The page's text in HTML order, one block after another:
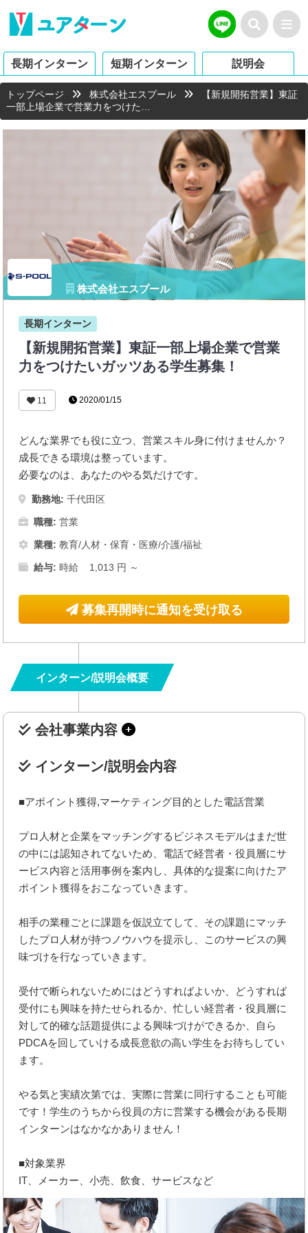
長期インターン 短期インターン 説明会
トップページ 株式会社エスプール
【新規開拓営業】東証
一部上場企業で営業力をつけた…
株式会社エスプール
長期インターン
【新規開拓営業】東証一部上場企業で営業
力をつけたいガッツある学生募集！
11 2020/01/15
どんな業界でも役に立つ、営業スキル身に付けませんか？
成長できる環境は整っています。
必要なのは、あなたのやる気だけです。
勤務地: 千代田区
職種: 営業
業種: 教育/人材・保育・医療/介護/福祉
給与: 時給 1,013 円 ～
募集再開時に通知を受け取る
インターン/説明会概要
会社事業内容
インターン/説明会内容
■アポイント獲得,マーケティング目的とした電話営業
プロ人材と企業をマッチングするビジネスモデルはまだ世
の中には認知されてないため、電話で経営者・役員層にサ
ービス内容と活用事例を案内し、具体的な提案に向けたア
ポイント獲得をおこなっていきます。
相手の業種ごとに課題を仮説立てして、その課題にマッチ
したプロ人材が持つノウハウを提示し、このサービスの興
味づけを行なっていきます。
受付で断られないためにはどうすればよいか、どうすれば
受付にも興味を持たせられるか、忙しい経営者・役員層に
対して的確な話題提供による興味づけができるか、自ら
PDCAを回していける成長意欲の高い学生をお待ちしてい
ます。
やる気と実績次第では、実際に営業に同行することも可能
です！学生のうちから役員の方に営業する機会がある長期
インターンはなかなかありません！
■対象業界
IT、メーカー、小売、飲食、サービスなど